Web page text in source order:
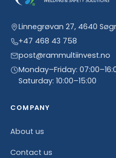
Linnegrøvan 27, 4640
+47 468 43 758
post@rammultiinvest.no
Monday–Friday:
Saturday: 10:00–15:00
COMPANY
About us
Contact us